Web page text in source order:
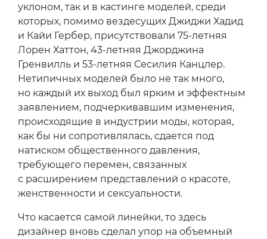
уклоном, так и в кастинге моделей, среди
которых, помимо вездесущих Джиджи Хадид
и Кайи Гербер, присутствовали 75-летняя
Лорен Хаттон, 43-летняя Джорджина
Гренвилль и 53-летняя Сесилия Канцлер.
Нетипичных моделей было не так много,
но каждый их выход был ярким и эффектным
заявлением, подчеркивавшим изменения,
происходящие в индустрии моды, которая,
как бы ни сопротивлялась, сдается под
натиском общественного давления,
требующего перемен, связанных
с расширением представлений о красоте,
женственности и сексуальности.
Что касается самой линейки, то здесь
дизайнер вновь сделал упор на объемный